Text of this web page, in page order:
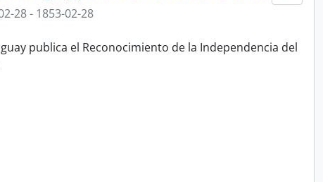
28 - 1853-02-28
publica el Reconocimiento de la Independencia del